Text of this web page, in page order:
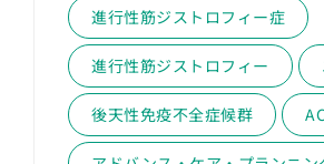
進行性筋ジストロフィー症
進行性筋ジストロフィー
後天性免疫不全症候群